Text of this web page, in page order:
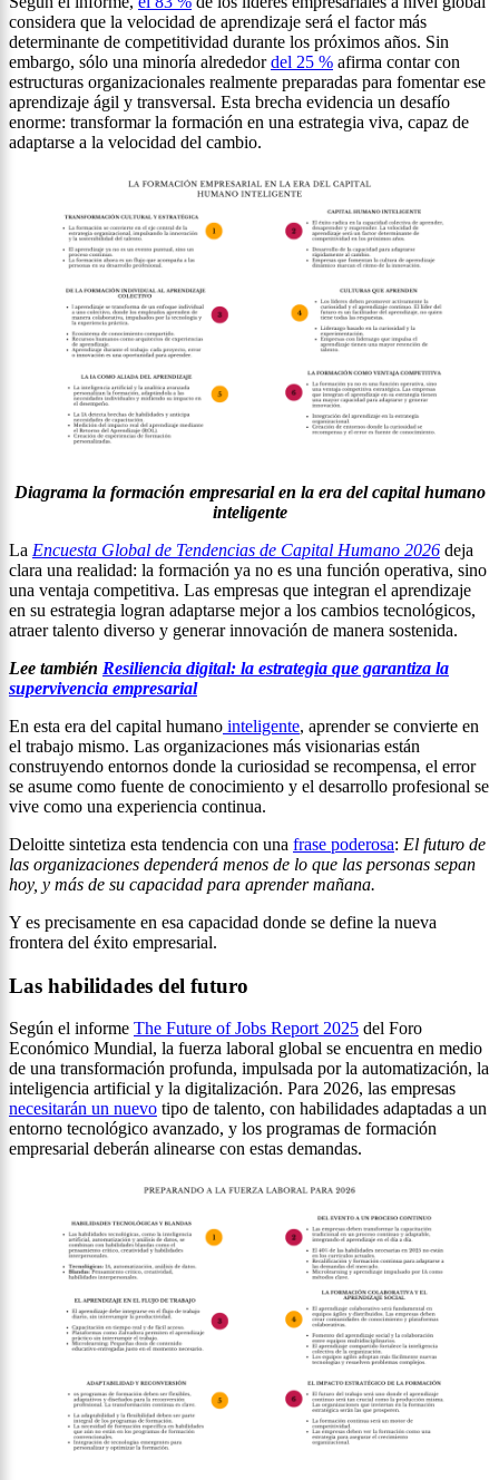
considera que la velocidad de aprendizaje será el factor más
determinante de competitividad durante los próximos años. Sin
embargo, sólo una minoría alrededordel 25 % afirma contar con
estructuras organizacionales realmente preparadas para fomentar ese
aprendizaje ágil y transversal. Esta brecha evidencia un desafío
enorme: transformar la formación en una estrategia viva, capaz de
adaptarse a la velocidad del cambio.
Diagrama la formación empresarial en la era del capital humano
inteligente
La Encuesta Global de Tendencias de Capital Humano 2026 deja
clara una realidad: la formación ya no es una función operativa, sino
una ventaja competitiva. Las empresas que integran el aprendizaje
en su estrategia logran adaptarse mejor a los cambios tecnológicos,
atraer talento diverso y generar innovación de manera sostenida.
Lee también Resiliencia digital: la estrategia que garantiza la
supervivencia empresarial
En esta era del capital humano inteligente, aprender se convierte en
el trabajo mismo. Las organizaciones más visionarias están
construyendo entornos donde la curiosidad se recompensa, el error
se asume como fuente de conocimiento y el desarrollo profesional se
vive como una experiencia continua.
Deloitte sintetiza esta tendencia con una frase poderosa: El futuro de
las organizaciones dependerá menos de lo que las personas sepan
hoy, y más de su capacidad para aprender mañana.
Y es precisamente en esa capacidad donde se define la nueva
frontera del éxito empresarial.
Las habilidades del futuro
Según el informe The Future of Jobs Report 2025 del Foro
Económico Mundial, la fuerza laboral global se encuentra en medio
de una transformación profunda, impulsada por la automatización, la
inteligencia artificial y la digitalización. Para 2026, las empresas
necesitarán un nuevo tipo de talento, con habilidades adaptadas a un
entorno tecnológico avanzado, y los programas de formación
empresarial deberán alinearse con estas demandas.